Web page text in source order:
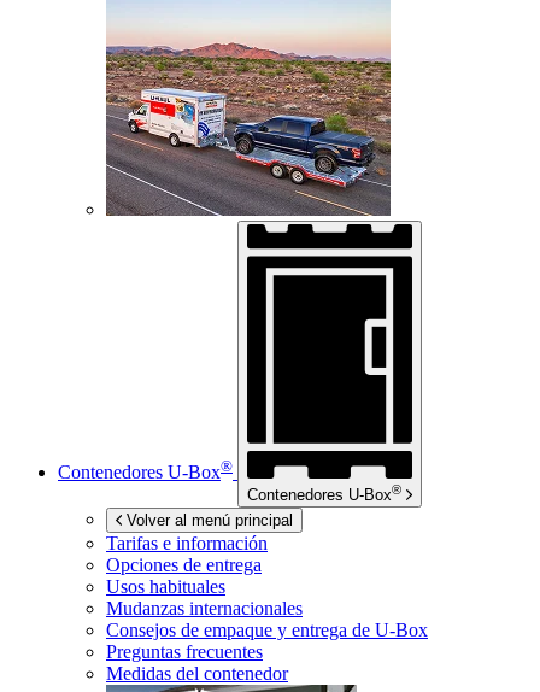
Contenedores U-Box®
Contenedores U-Box®
Volver al menú principal
Tarifas e información
Opciones de entrega
Usos habituales
Mudanzas internacionales
Consejos de empaque y entrega de U-Box
Preguntas frecuentes
Medidas del contenedor